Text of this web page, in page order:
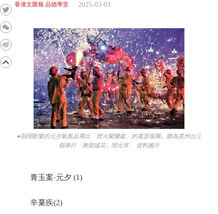
香港文匯報 品德學堂 2025-03-03
●熱鬧歡樂的元夕氣氛反襯出「燈火闌珊處」的蕭瑟孤獨。圖為貴州台江
縣舉行「舞龍噓花」鬧元宵。 資料圖片
青玉案·元夕 (1)
辛棄疾(2)